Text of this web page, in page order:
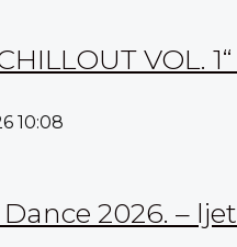
VOL.
10:08
2026. –